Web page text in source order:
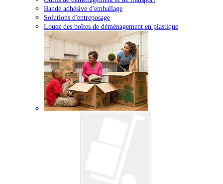
Bande adhésive d'emballage
Solutions d'entreposage
Louez des boîtes de déménagement en plastique